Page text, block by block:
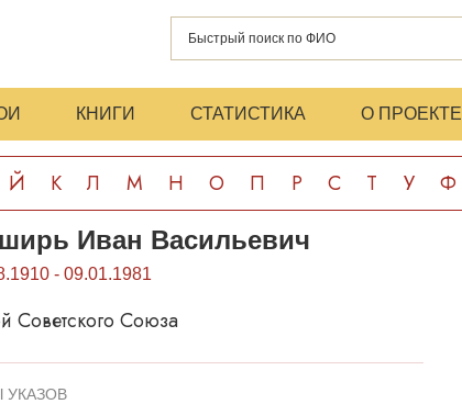
КНИГИ СТАТИСТИКА О ПРОЕКТЕ
Й К Л М Н О П Р С Т У Ф
Иван Васильевич
- 09.01.1981
Советского Союза
УКАЗОВ